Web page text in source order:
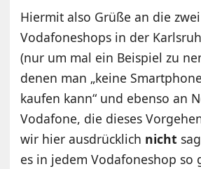
Hiermit also Grüße an die zwei
Vodafoneshops in der
(nur um mal ein Beispiel zu
denen man „keine
kaufen kann“ und ebenso an
Vodafone, die dieses
wir hier ausdrücklich nicht
es in jedem Vodafoneshop so